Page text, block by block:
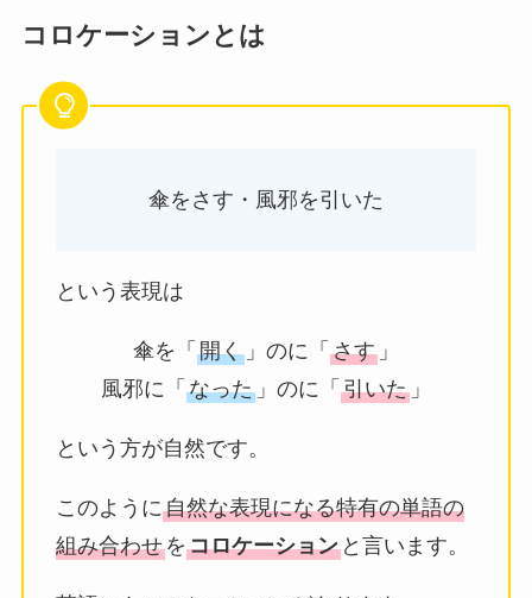
コロケーションとは
傘をさす・風邪を引いた
という表現は
傘を「 開く 」のに「 さす 」
風邪に「 なった 」のに「 引いた 」
という方が自然です。
このように自然な表現になる特有の単語の
組み合わせをコロケーションと言います。